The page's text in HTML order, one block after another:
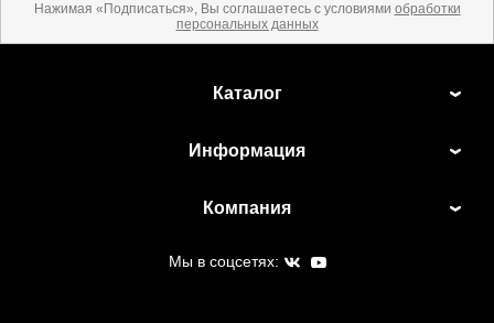
Нажимая «Подписаться», Вы соглашаетесь с условиями обработки
персональных данных
Каталог
Информация
Компания
Мы в соцсетях: